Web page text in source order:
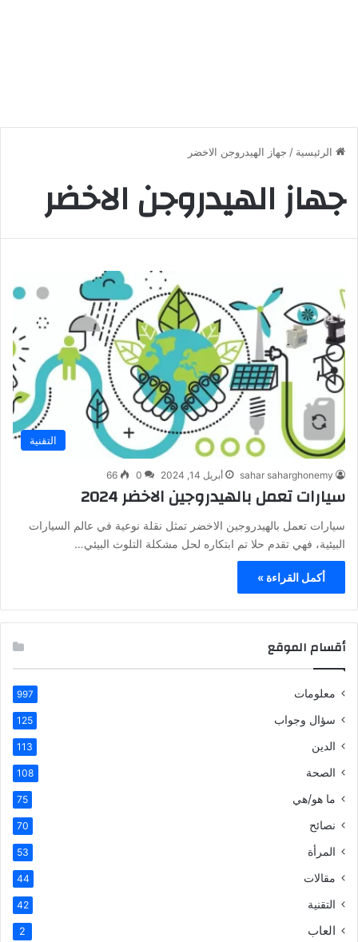
الرئيسية / جهاز الهيدروجن الاخضر
جهاز الهيدروجن الاخضر
التقنية
sahar saharghonemy أبريل 14, 2024 0
66
سيارات تعمل بالهيدروجين الاخضر 2024
سيارات تعمل بالهيدروجين الاخضر تمثل نقلة نوعية في عالم السيارات
البيئية، فهي تقدم حلا تم ابتكاره لحل مشكلة التلوث البيئي…
أكمل القراءة »
أقسام الموقع
معلومات 997
سؤال وجواب 125
الدين 113
الصحة 108
ما هو/هي 75
نصائح 70
المرأة 53
مقالات 44
التقنية 42
العاب 2